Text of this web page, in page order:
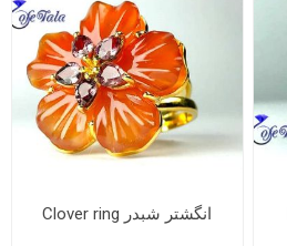
Clover ring انگشتر شبدر